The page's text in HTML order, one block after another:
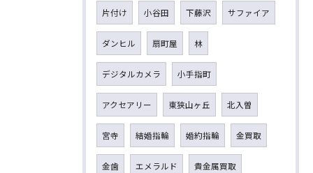
片付け 小谷田 下藤沢 サファイア
ダンヒル 扇町屋 林
デジタルカメラ 小手指町
アクセアリー 東狭山ヶ丘 北入曽
宮寺 結婚指輪 婚約指輪 金買取
金歯 エメラルド 貴金属買取